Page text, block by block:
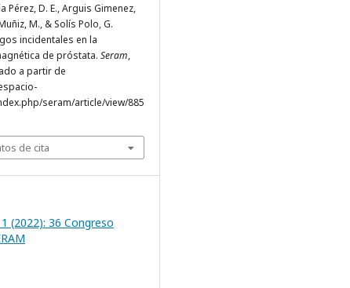
Pérez, D. E., Arguis Gimenez,
M., & Solís Polo, G.
incidentales en la
de próstata. Seram,
a partir de
seram/article/view/885
de cita
(2022): 36 Congreso